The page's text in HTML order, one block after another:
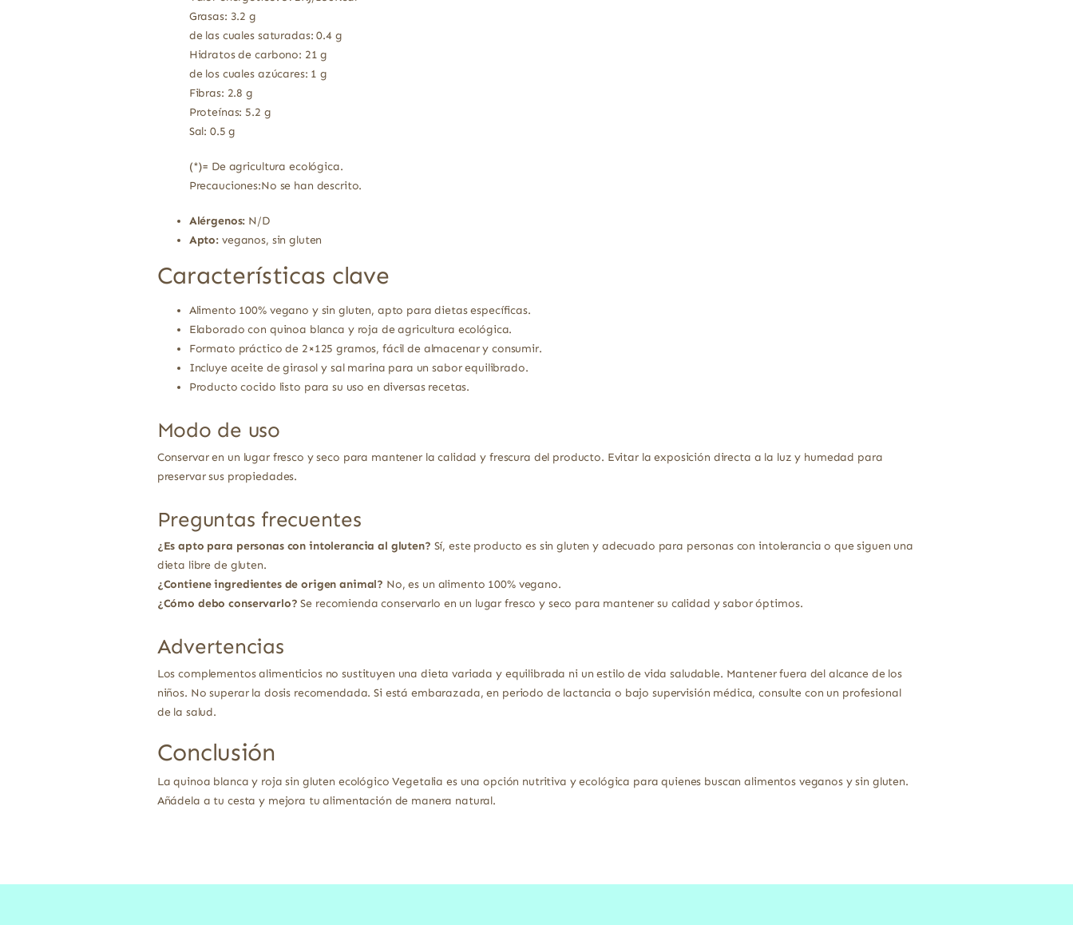
Grasas: 3.2 g
de las cuales saturadas: 0.4 g
Hidratos de carbono: 21 g
de los cuales azúcares: 1 g
Fibras: 2.8 g
Proteínas: 5.2 g
Sal: 0.5 g
(*)= De agricultura ecológica.
Precauciones:No se han descrito.
Alérgenos: N/D
Apto: veganos, sin gluten
Características clave
Alimento 100% vegano y sin gluten, apto para dietas específicas.
Elaborado con quinoa blanca y roja de agricultura ecológica.
Formato práctico de 2×125 gramos, fácil de almacenar y consumir.
Incluye aceite de girasol y sal marina para un sabor equilibrado.
Producto cocido listo para su uso en diversas recetas.
Modo de uso
Conservar en un lugar fresco y seco para mantener la calidad y frescura del producto. Evitar la exposición directa a la luz y humedad para
preservar sus propiedades.
Preguntas frecuentes
¿Es apto para personas con intolerancia al gluten? Sí, este producto es sin gluten y adecuado para personas con intolerancia o que siguen una
dieta libre de gluten.
¿Contiene ingredientes de origen animal? No, es un alimento 100% vegano.
¿Cómo debo conservarlo? Se recomienda conservarlo en un lugar fresco y seco para mantener su calidad y sabor óptimos.
Advertencias
Los complementos alimenticios no sustituyen una dieta variada y equilibrada ni un estilo de vida saludable. Mantener fuera del alcance de los
niños. No superar la dosis recomendada. Si está embarazada, en periodo de lactancia o bajo supervisión médica, consulte con un profesional
de la salud.
Conclusión
La quinoa blanca y roja sin gluten ecológico Vegetalia es una opción nutritiva y ecológica para quienes buscan alimentos veganos y sin gluten.
Añádela a tu cesta y mejora tu alimentación de manera natural.